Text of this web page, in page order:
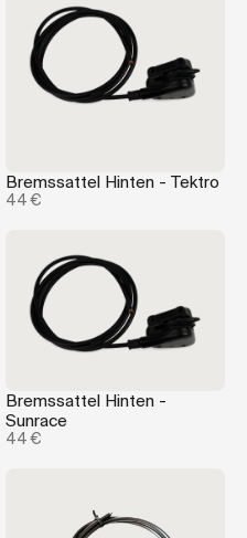
Bremssattel Hinten - Tektro
44 €
Bremssattel Hinten -
Sunrace
44 €